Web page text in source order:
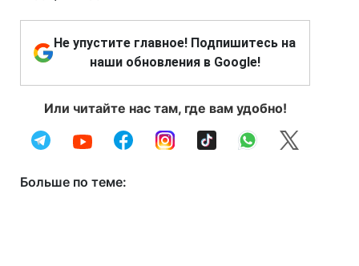
Не упустите главное! Подпишитесь на
наши обновления в Google!
Или читайте нас там, где вам удобно!
Больше по теме: